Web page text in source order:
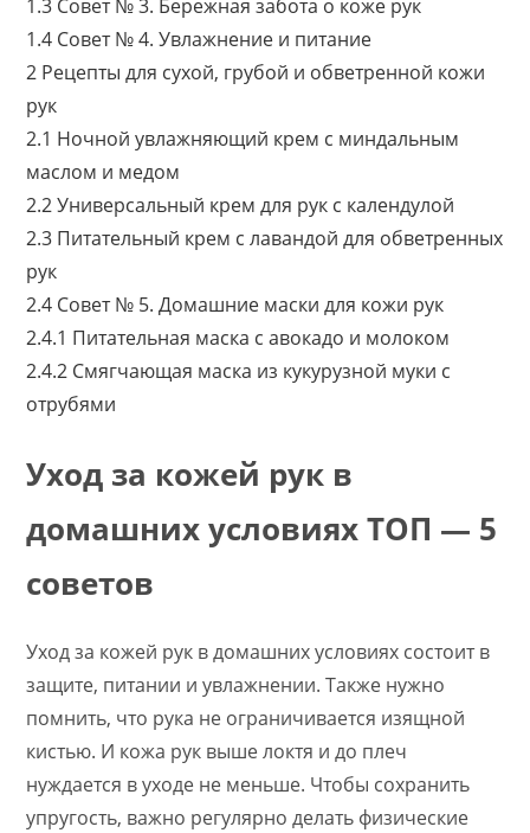
1.3 Совет № 3. Бережная забота о коже рук
1.4 Совет № 4. Увлажнение и питание
2 Рецепты для сухой, грубой и обветренной кожи
рук
2.1 Ночной увлажняющий крем с миндальным
маслом и медом
2.2 Универсальный крем для рук с календулой
2.3 Питательный крем с лавандой для обветренных
рук
2.4 Совет № 5. Домашние маски для кожи рук
2.4.1 Питательная маска с авокадо и молоком
2.4.2 Смягчающая маска из кукурузной муки с
отрубями
Уход за кожей рук в
домашних условиях ТОП — 5
советов
Уход за кожей рук в домашних условиях состоит в
защите, питании и увлажнении. Также нужно
помнить, что рука не ограничивается изящной
кистью. И кожа рук выше локтя и до плеч
нуждается в уходе не меньше. Чтобы сохранить
упругость, важно регулярно делать физические